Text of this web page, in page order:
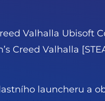
Valhalla Ubisoft
Creed Valhalla
launcheru a